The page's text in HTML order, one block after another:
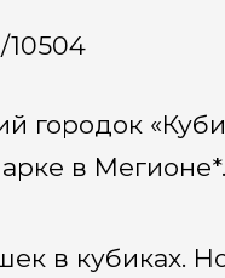
городок
в Мегионе*.
в кубиках.